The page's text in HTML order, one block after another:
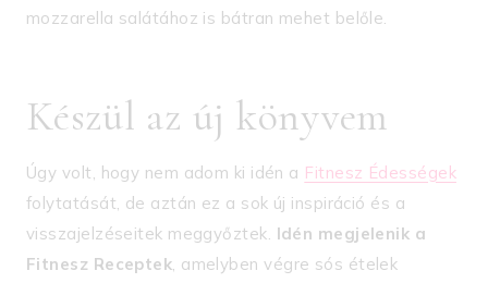
mozzarella salátához is bátran mehet belőle.
Készül az új könyvem
Úgy volt, hogy nem adom ki idén a Fitnesz Édességek
folytatását, de aztán ez a sok új inspiráció és a
visszajelzéseitek meggyőztek. Idén megjelenik a
Fitnesz Receptek, amelyben végre sós ételek